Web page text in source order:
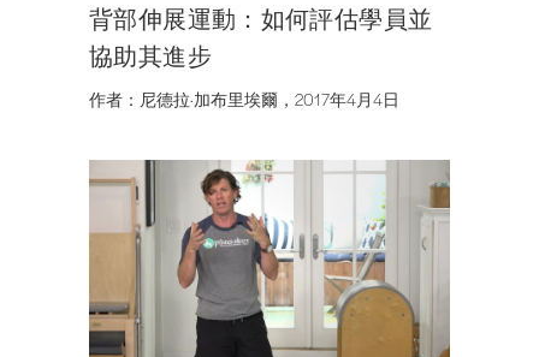
背部伸展運動：如何評估學員並
協助其進步
作者：尼德拉·加布里埃爾，2017年4月4日